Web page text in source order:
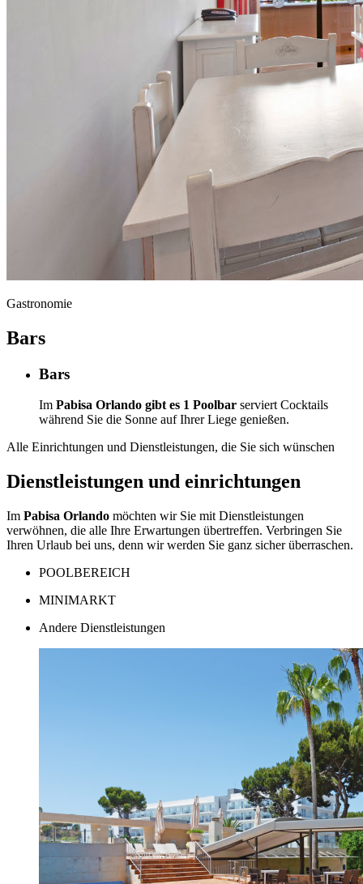
Gastronomie
Bars
Bars
Im Pabisa Orlando gibt es 1 Poolbar serviert Cocktails
während Sie die Sonne auf Ihrer Liege genießen.
Alle Einrichtungen und Dienstleistungen, die Sie sich wünschen
Dienstleistungen und einrichtungen
Im Pabisa Orlando möchten wir Sie mit Dienstleistungen
verwöhnen, die alle Ihre Erwartungen übertreffen. Verbringen Sie
Ihren Urlaub bei uns, denn wir werden Sie ganz sicher überraschen.
POOLBEREICH
MINIMARKT
Andere Dienstleistungen